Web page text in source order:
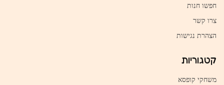
חפשו חנות
צרו קשר
הצהרת נגישות
קטגוריות
משחקי קופסא